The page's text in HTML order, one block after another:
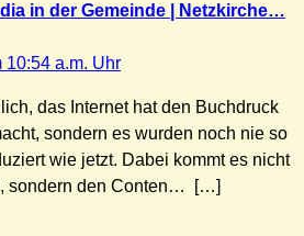
in der Gemeinde | Netzkirche…
10:54 a.m. Uhr
das Internet hat den Buchdruck
sondern es wurden noch nie so
wie jetzt. Dabei kommt es nicht
sondern den Conten… […]